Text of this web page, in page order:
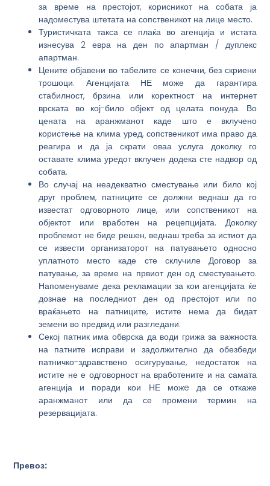
за време на престојот, корисникот на собата ја
надоместува штетата на сопственикот на лице место.
Туристичката такса се плаќа во агенција и истата
изнесува 2 евра на ден по апартман / дуплекс
апартман.
Цените објавени во табелите се конечни, без скриени
трошоци. Агенцијата НЕ може да гарантира
стабилност, брзина или коректност на интернет
врската во кој-било објект од целата понуда. Во
цената на аранжманот каде што е вклучено
користење на клима уред, сопственикот има право да
реагира и да ја скрати оваа услуга доколку го
оставате клима уредот вклучен додека сте надвор од
собата.
Во случај на неадекватно сместување или било кој
друг проблем, патниците се должни веднаш да го
известат одговорното лице, или сопственикот на
објектот или вработен на рецепцијата. Доколку
проблемот не биде решен, веднаш треба за истиот да
се извести организаторот на патувањето односно
уплатното место каде сте склучиле Договор за
патување, за време на првиот ден од сместувањето.
Напоменуваме дека рекламации за кои агенцијата ќе
дознае на последниот ден од престојот или по
враќањето на патниците, истите нема да бидат
земени во предвид или разгледани.
Секој патник има обврска да води грижа за важноста
на патните исправи и задолжително да обезбеди
патничко-здравствено осигурување, недостаток на
истите не е одговорност на вработените и на самата
агенција и поради кои НЕ можe да се откаже
аранжманот или да се промени термин на
резервацијата.
Превоз: